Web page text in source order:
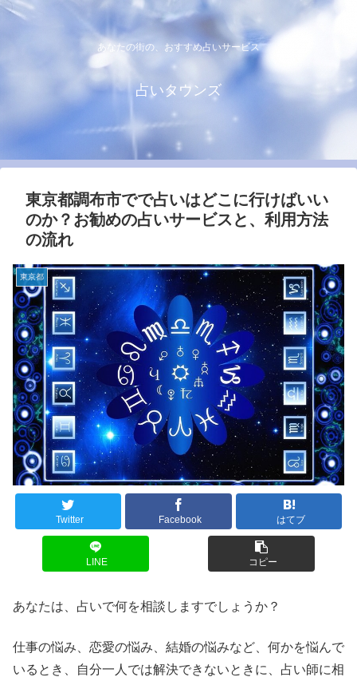
あなたの街の、おすすめ占いサービス
占いタウンズ
東京都調布市でで占いはどこに行けばいい
のか？お勧めの占いサービスと、利用方法
の流れ
東京都
Twitter Facebook はてブ
LINE コピー
あなたは、占いで何を相談しますでしょうか？
仕事の悩み、恋愛の悩み、結婚の悩みなど、何かを悩んで
いるとき、自分一人では解決できないときに、占い師に相